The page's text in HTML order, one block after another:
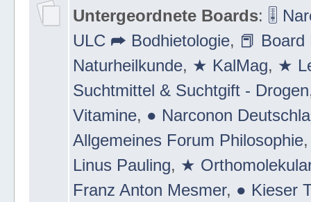
Untergeordnete Boards: 🎚
ULC ➦ Bodhietologie, 📕
Naturheilkunde, ★ KalMag, ★
Suchtmittel & Suchtgift - Drogen
Vitamine, ● Narconon
Allgemeines Forum Philosophie
Linus Pauling, ★
Franz Anton Mesmer, ● Kieser